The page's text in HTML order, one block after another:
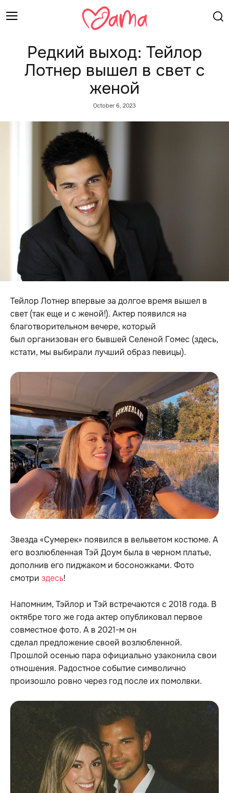
Редкий выход: Тейлор
Лотнер вышел в свет с
женой
October 6, 2023
Тейлор Лотнер впервые за долгое время вышел в
свет (так еще и с женой!). Актер появился на
благотворительном вечере, который
был организован его бывшей Селеной Гомес (здесь,
кстати, мы выбирали лучший образ певицы).
Звезда «Сумерек» появился в вельветом костюме. А
его возлюбленная Тэй Доум была в черном платье,
дополнив его пиджаком и босоножками. Фото
смотри здесь!
Напомним, Тэйлор и Тэй встречаются с 2018 года. В
октябре того же года актер опубликовал первое
совместное фото. А в 2021-м он
сделал предложение своей возлюбленной.
Прошлой осенью пара официально узаконила свои
отношения. Радостное событие символично
произошло ровно через год после их помолвки.